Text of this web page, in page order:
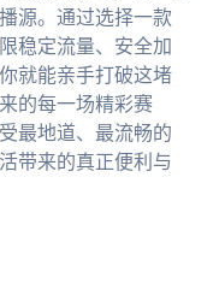
源。通过选择一款
稳定流量、安全加
就能亲手打破这堵
的每一场精彩赛
最地道、最流畅的
带来的真正便利与